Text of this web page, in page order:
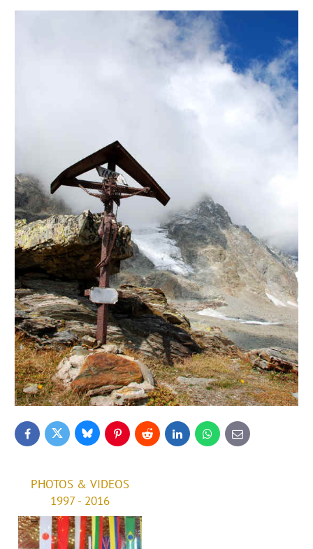
FacebookTwitter BlueskyPinterestReddit LinkedInWhatsApp
E-
mail
PHOTOS & VIDEOS
1997 - 2016